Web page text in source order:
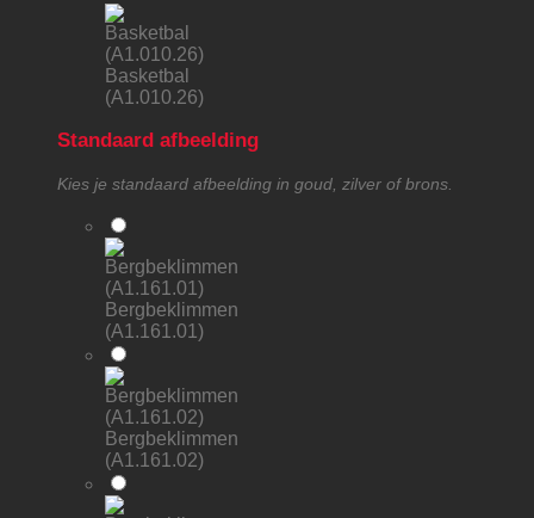
Basketbal
(A1.010.26)
Standaard afbeelding
Kies je standaard afbeelding in goud, zilver of brons.
Bergbeklimmen
(A1.161.01)
Bergbeklimmen
(A1.161.02)